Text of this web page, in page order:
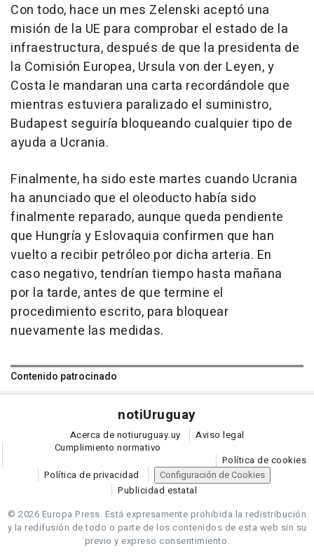
Con todo, hace un mes Zelenski aceptó una
misión de la UE para comprobar el estado de la
infraestructura, después de que la presidenta de
la Comisión Europea, Ursula von der Leyen, y
Costa le mandaran una carta recordándole que
mientras estuviera paralizado el suministro,
Budapest seguiría bloqueando cualquier tipo de
ayuda a Ucrania.
Finalmente, ha sido este martes cuando Ucrania
ha anunciado que el oleoducto había sido
finalmente reparado, aunque queda pendiente
que Hungría y Eslovaquia confirmen que han
vuelto a recibir petróleo por dicha arteria. En
caso negativo, tendrían tiempo hasta mañana
por la tarde, antes de que termine el
procedimiento escrito, para bloquear
nuevamente las medidas.
Contenido patrocinado
notiUruguay
Acerca de notiuruguay.uy
Aviso legal
Cumplimiento normativo
Política de cookies
Política de privacidad
Configuración de Cookies
Publicidad estatal
© 2026 Europa Press. Está expresamente prohibida la redistribución
y la redifusión de todo o parte de los contenidos de esta web sin su
previo y expreso consentimiento.